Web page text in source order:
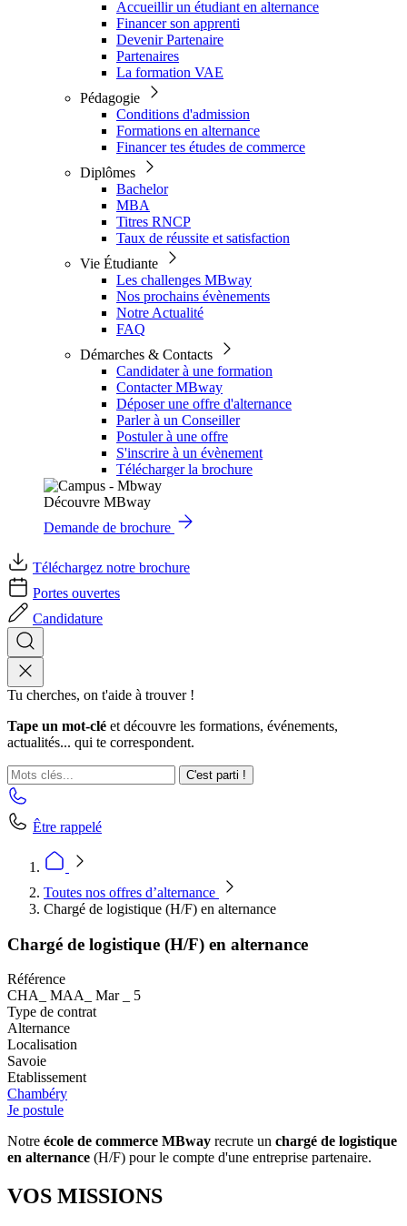
Accueillir un étudiant en alternance
Financer son apprenti
Devenir Partenaire
Partenaires
La formation VAE
Pédagogie
Conditions d'admission
Formations en alternance
Financer tes études de commerce
Diplômes
Bachelor
MBA
Titres RNCP
Taux de réussite et satisfaction
Vie Étudiante
Les challenges MBway
Nos prochains évènements
Notre Actualité
FAQ
Démarches & Contacts
Candidater à une formation
Contacter MBway
Déposer une offre d'alternance
Parler à un Conseiller
Postuler à une offre
S'inscrire à un évènement
Télécharger la brochure
Découvre MBway
Demande de brochure
Téléchargez notre brochure
Portes ouvertes
Candidature
Tu cherches, on t'aide à trouver !
Tape un mot-clé et découvre les formations, événements,
actualités... qui te correspondent.
C'est parti !
Être rappelé
Toutes nos offres d’alternance
Chargé de logistique (H/F) en alternance
Chargé de logistique (H/F) en alternance
Référence
CHA_ MAA_ Mar _ 5
Type de contrat
Alternance
Localisation
Savoie
Etablissement
Chambéry
Je postule
Notre école de commerce MBway recrute un chargé de logistique
en alternance (H/F) pour le compte d'une entreprise partenaire.
VOS MISSIONS